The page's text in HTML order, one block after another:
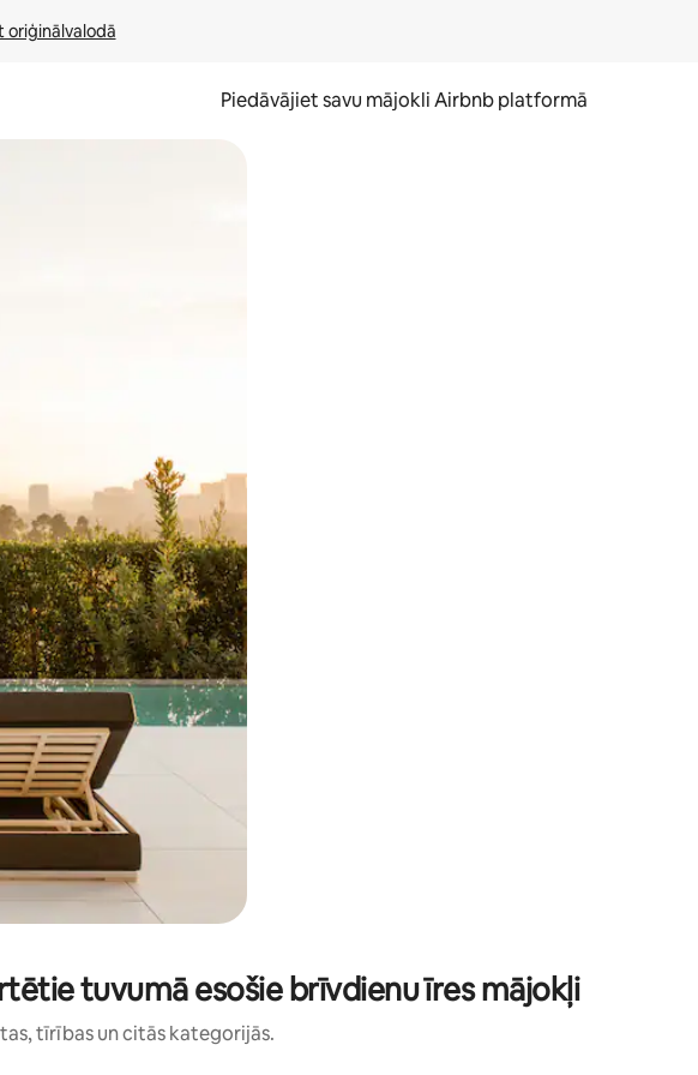
oriģinālvalodā
Piedāvājiet savu mājokli Airbnb platformā
vai pavelkot pa to ar pirkstu.
tuvumā esošie brīvdienu īres mājokļi
tīrības un citās kategorijās.